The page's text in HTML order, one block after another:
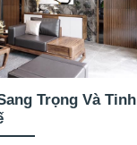
Trọng Và Tinh